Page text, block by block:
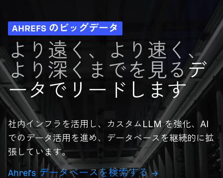
AHREFS のビッグデータ
より遠く、より速く、
より深くまでを見るデ
ータでリードします
社内インフラを活用し、カスタムLLM を強化、AI
でのデータ活用を進め、データベースを継続的に拡
張しています。
Ahrefs データベースを検索する →